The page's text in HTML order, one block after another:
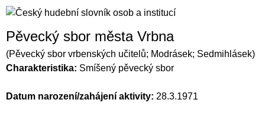
Pěvecký sbor města Vrbna
(Pěvecký sbor vrbenských učitelů; Modrásek; Sedmihlásek)
Charakteristika: Smíšený pěvecký sbor
Datum narození/zahájení aktivity: 28.3.1971